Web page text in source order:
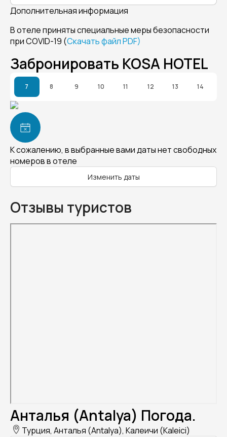
Дополнительная информация
В отеле приняты специальные меры безопасности
при COVID-19 (Скачать файл PDF)
Забронировать KOSA HOTEL
7 8 9 10 11 12 13 14
К сожалению, в выбранные вами даты нет свободных
номеров в отеле
Изменить даты
Отзывы туристов
Анталья (Antalya) Погода.
Турция, Анталья (Antalya), Калеичи (Kaleici)